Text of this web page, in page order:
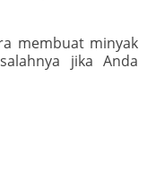
membuat minyak
jika Anda